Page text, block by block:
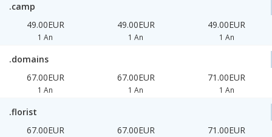
.camp
49.00EUR
1 An
49.00EUR
1 An
49.00EUR
1 An
.domains
67.00EUR
1 An
67.00EUR
1 An
71.00EUR
1 An
.florist
67.00EUR
67.00EUR 71.00EUR